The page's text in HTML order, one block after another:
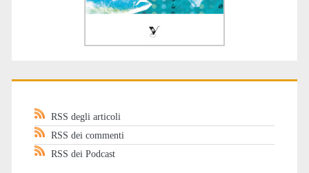
RSS degli articoli
RSS dei commenti
RSS dei Podcast